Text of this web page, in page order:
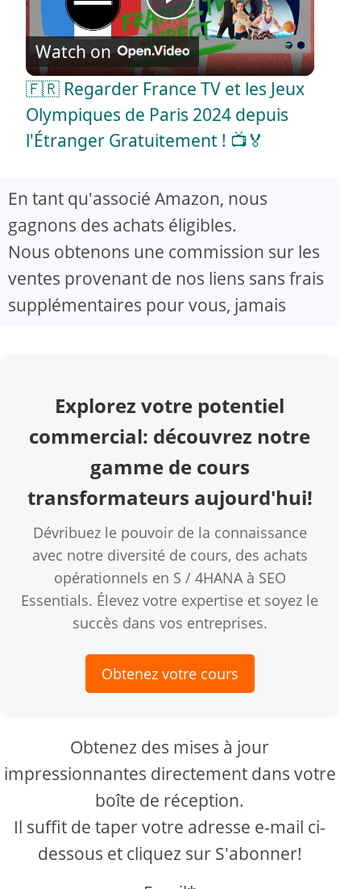
P
l
a
V
i
d
o
Watch on
🇫🇷 Regarder France TV et les Jeux
Olympiques de Paris 2024 depuis
l'Étranger Gratuitement ! 📺🏅
En tant qu'associé Amazon, nous
gagnons des achats éligibles.
Nous obtenons une commission sur les
ventes provenant de nos liens sans frais
supplémentaires pour vous, jamais
Explorez votre potentiel
commercial: découvrez notre
gamme de cours
transformateurs aujourd'hui!
Dévribuez le pouvoir de la connaissance
avec notre diversité de cours, des achats
opérationnels en S / 4HANA à SEO
Essentials. Élevez votre expertise et soyez le
succès dans vos entreprises.
Obtenez votre cours
Obtenez des mises à jour
impressionnantes directement dans votre
boîte de réception.
Il suffit de taper votre adresse e-mail ci-
dessous et cliquez sur S'abonner!